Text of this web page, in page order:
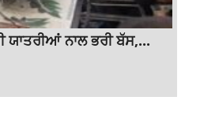
ਯਾਤਰੀਆਂ ਨਾਲ ਭਰੀ ਬੱਸ,...